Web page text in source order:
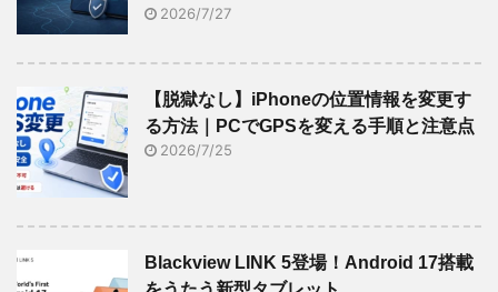
2026/7/27
【脱獄なし】iPhoneの位置情報を変更す
る方法｜PCでGPSを変える手順と注意点
2026/7/25
Blackview LINK 5登場！Android 17搭載